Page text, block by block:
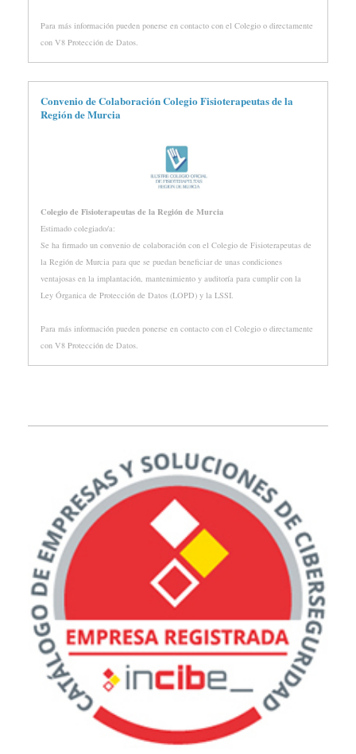
Para más información pueden ponerse en contacto con el Colegio o directamente
con V8 Protección de Datos.
Convenio de Colaboración Colegio Fisioterapeutas de la
Región de Murcia
Colegio de Fisioterapeutas de la Región de Murcia
Estimado colegiado/a:
Se ha firmado un convenio de colaboración con el Colegio de Fisioterapeutas de
la Región de Murcia para que se puedan beneficiar de unas condiciones
ventajosas en la implantación, mantenimiento y auditoría para cumplir con la
Ley Órganica de Protección de Datos (LOPD) y la LSSI.
Para más información pueden ponerse en contacto con el Colegio o directamente
con V8 Protección de Datos.